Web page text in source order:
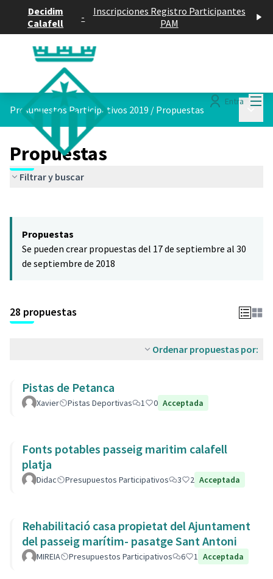
Decidim
Calafell
-
Inscripciones Registro Participantes
PAM
Entra
Presupuestos Participativos 2019 / Propuestas
Propuestas
Filtrar y buscar
−
Propuestas
Se pueden crear propuestas del 17 de septiembre al 30
de septiembre de 2018
28 propuestas
Ordenar propuestas por:
Pistas de Petanca
Xavier Pistas Deportivas 1 0 Acceptada
Fonts potables passeig maritim calafell
platja
Didac Presupuestos Participativos 3 2 Acceptada
Rehabilitació casa propietat del Ajuntament
del passeig marítim- pasatge Sant Antoni
MIREIA Presupuestos Participativos 6 1 Acceptada